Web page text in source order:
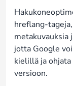
hreflang-
jotta Google
kielillä ja
versioon.